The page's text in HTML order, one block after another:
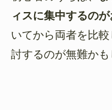
ィスに集中するの
いてから両者を比
討するのが無難かも